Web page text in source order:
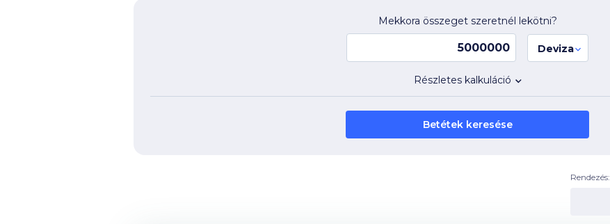
Mekkora összeget szeretnél lekötni?
Deviza
Részletes kalkuláció
Betétek keresése
Rendezés: